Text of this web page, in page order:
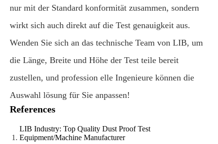
nur mit der Standard konformität zusammen, sondern
wirkt sich auch direkt auf die Test genauigkeit aus.
Wenden Sie sich an das technische Team von LIB, um
die Länge, Breite und Höhe der Test teile bereit
zustellen, und profession elle Ingenieure können die
Auswahl lösung für Sie anpassen!
References
LIB Industry: Top Quality Dust Proof Test
Equipment/Machine Manufacturer